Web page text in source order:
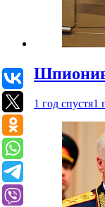
1 год спустя1